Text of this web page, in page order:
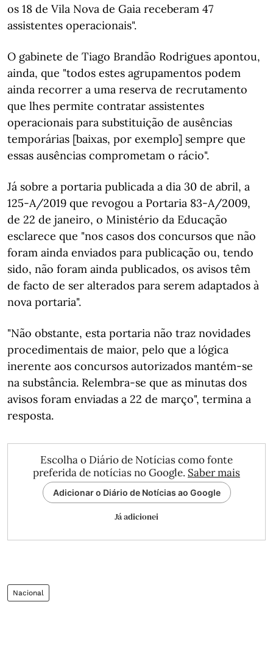
os 18 de Vila Nova de Gaia receberam 47
assistentes operacionais".
O gabinete de Tiago Brandão Rodrigues apontou,
ainda, que "todos estes agrupamentos podem
ainda recorrer a uma reserva de recrutamento
que lhes permite contratar assistentes
operacionais para substituição de ausências
temporárias [baixas, por exemplo] sempre que
essas ausências comprometam o rácio".
Já sobre a portaria publicada a dia 30 de abril, a
125-A/2019 que revogou a Portaria 83-A/2009,
de 22 de janeiro, o Ministério da Educação
esclarece que "nos casos dos concursos que não
foram ainda enviados para publicação ou, tendo
sido, não foram ainda publicados, os avisos têm
de facto de ser alterados para serem adaptados à
nova portaria".
"Não obstante, esta portaria não traz novidades
procedimentais de maior, pelo que a lógica
inerente aos concursos autorizados mantém-se
na substância. Relembra-se que as minutas dos
avisos foram enviadas a 22 de março", termina a
resposta.
Escolha o Diário de Notícias como fonte
preferida de notícias no Google. Saber mais
Adicionar o Diário de Notícias ao Google
Já adicionei
Nacional